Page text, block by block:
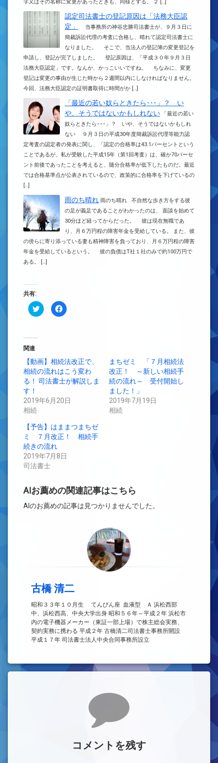
字又はその名称に変更があったときも、同様とする。 ２ […]
認定司法書士の登記原因は「法務大臣認
定」
当事務所の神谷忠勝司法書士が、９月３日に
簡裁訴訟代理の考査に合格し、晴れて認定司法書士に
なりました。 そこで、当法人の登記簿の変更登記を
申請し、登記が完了しました。 登記原因は、「平成３０年９月３日
法務大臣認定」です。なんか、かっこいいですね。 ちなみに、変更
登記は変更の事由が生じた時から２週間以内にしなければなりません。
今回、法務大臣認定の証明書取得に時間がか […]
「最近の若い奴らときたら･･･」？ い
や、そうではないかもしれない
「最近の若い
奴らときたら･･･」？ いや、そうではないかもしれ
ない ９月３日の平成30年度簡裁訴訟代理等能力認
定考査の認定者の発表に関し、「認定の合格率は43.1パーセントという
ことであるが、私が受験した平成15年（第1回考査）は、確か70パーセ
ント前後であったことを考えると、随分合格率が低下したものだ。最近
では合格基準点が公表されているので、政策的に合格率を下げているの
[…]
雨のち晴れ 雨のち晴れ 不自然な歩き方をする彼
の足が義足であることがわかったのは、 面談を始めて
30分ほど経ってからだった。 彼は現在無職であ
り、月６万円程の障害年金を受給している。 また、彼
の傍らに寄り添っている妻も精神障害を負っており、月６万円程の障害
年金を受給しているという。 彼の負債はT社１社のみで約100万円で
ある。 […]
共有:
ク
リ
有
(新
し
い
ウ
ド
ウ
き
ま
す)
Facebook
で
リ
ッ
ク
し
て
さ
い
い
ウ
ィ
ン
ウ
で
関連
【動画】相続法改正で、
相続の流れはこう変わ
る！ 司法書士が解説しま
す！
2019年6月20日
相続
まちゼミ 「７月相続法
改正！ ～新しい相続手
続の流れ～ 受付開始し
ました！」
2019年7月19日
相続
【予告】はままつまちゼ
ミ ７月改正！ 相続手
続きの流れ
2019年7月8日
司法書士
AIお薦めの関連記事はこちら
AIのお薦めの記事は見つかりませんでした。
古橋 清二
昭和３３年１０月生 てんびん座 血液型 Ａ 浜松西部
中、浜松西高、中央大学出身 昭和５６年～平成２年 浜松市
内の電子機器メーカー（東証一部上場）で株主総会実務、
契約実務に携わる 平成２年 古橋清二司法書士事務所開設
平成１７年 司法書士法人中央合同事務所設立
コメントを残す